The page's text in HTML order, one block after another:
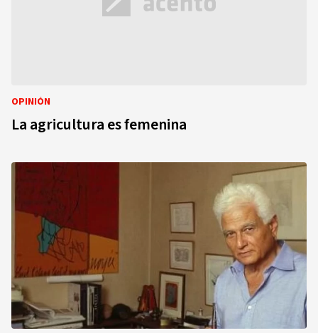
OPINIÓN
La agricultura es femenina